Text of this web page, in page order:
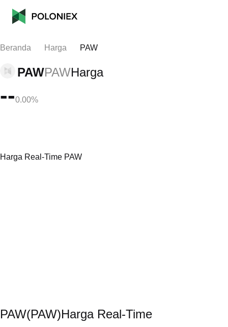
Beranda Harga PAW
PAWPAWHarga
--0.00%
Harga Real-Time PAW
PAW(PAW)Harga Real-Time